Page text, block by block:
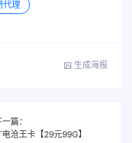
代理
生成海报
篇：
电沧王卡【29元99G】